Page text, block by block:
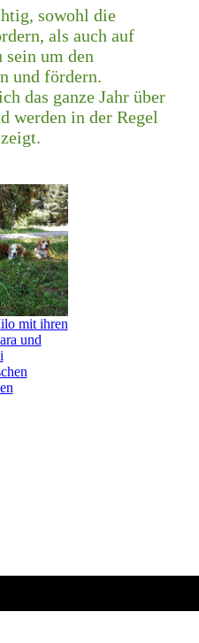
sowohl die
als auch auf
sein um den
und fördern.
das ganze Jahr über
werden in der Regel
mit ihren
und